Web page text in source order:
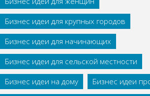
Бизнес идеи для крупных городов
Бизнес идеи для начинающих
Бизнес идеи для сельской местности
Бизнес идеи на дому
Бизнес идеи